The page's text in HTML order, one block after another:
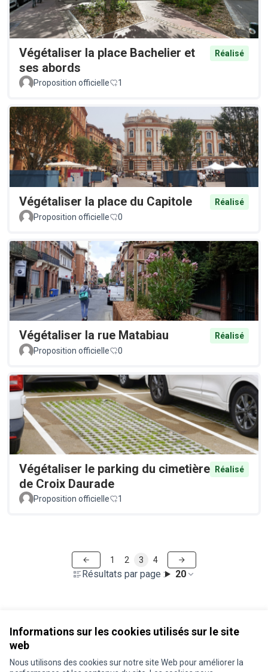
Informations sur les cookies utilisés sur le site
web
Nous utilisons des cookies sur notre site Web pour améliorer la
Végétaliser la place Bachelier et
ses abords
Réalisé
Proposition officielle 1
Végétaliser la place du Capitole
Réalisé
Proposition officielle
0
Végétaliser la rue Matabiau
Réalisé
Proposition officielle
0
Végétaliser le parking du cimetière
de Croix Daurade
Réalisé
Proposition officielle 1
Résultats par page : 20
1 2 3 4
Conditions d'utilisation